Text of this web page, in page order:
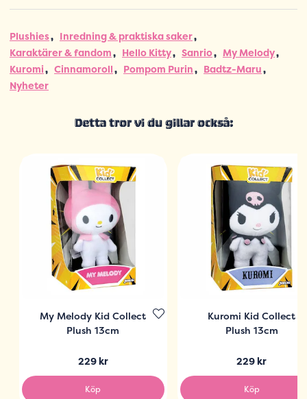
Plushies
Inredning & praktiska saker
Karaktärer & fandom
Hello Kitty Sanrio
My Melody
Kuromi
Cinnamoroll Pompom Purin
Badtz-Maru
Nyheter
Detta tror vi du gillar också:
My Melody Kid Collect
Plush 13cm
229 kr
Köp
Kuromi Kid Collect
Plush 13cm
229 kr
Köp